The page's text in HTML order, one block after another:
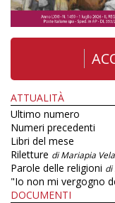
ATTUALITÀ
Ultimo numero
Numeri precedenti
Libri del mese
Riletture di Mariapia
Parole delle religioni di
"Io non mi vergogno
DOCUMENTI